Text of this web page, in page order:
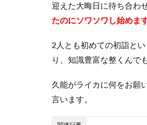
2.1
何か
号で
伝え
よう
みる
娘
2.2
迎えた大晦日に待ち合わ
たのにソワソワし始めます
2人とも初めての初詣と
り、知識豊富な整くんで
久能がライカに何をお願
言います。